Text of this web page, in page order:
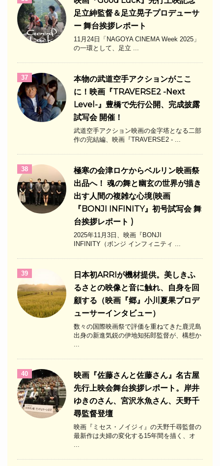
足立紳監督＆足立晃子プロデューサ
ー 舞台挨拶レポート
11月24日「NAGOYA CINEMA Week 2025」
の一環として、足立 ...
37
本物の武道空手アクションがここ
に！映画『TRAVERSE2 -Next
Level-』豊橋で先行公開、完成披露
試写会 開催！
武道空手アクション映画の金字塔となる二部
作の完結編、映画『TRAVERSE2 - ...
38
極寒の会津ロケからベルリン映画祭
出品へ！ 魂の舞と幽玄の世界が描き
出す人間の複雑な心境(映画
『BONJI INFINITY』初号試写会 舞
台挨拶レポート )
2025年11月3日、映画『BONJI
INFINITY（ボンジ インフィニティ ...
39
日本初ARRIが機材提供。美しきふ
るさとの映像と音に触れ、自身を回
顧する（映画『郷』小川夏果プロデ
ューサーインタビュー）
数々の国際映画祭で評価を重ねてきた鹿児島
出身の新進気鋭の伊地知拓郎監督が、構想か
...
40
映画『佐藤さんと佐藤さん』名古屋
先行上映会舞台挨拶レポート。岸井
ゆきのさん、宮沢氷魚さん、天野千
尋監督登壇
映画『ミセス・ノイジィ』の天野千尋監督の
最新作は夫婦の変化する15年間を描く、オ
...